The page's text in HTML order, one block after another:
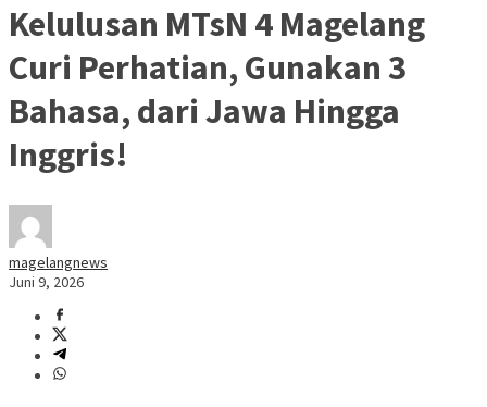
Kelulusan MTsN 4 Magelang
Curi Perhatian, Gunakan 3
Bahasa, dari Jawa Hingga
Inggris!
magelangnews
Juni 9, 2026